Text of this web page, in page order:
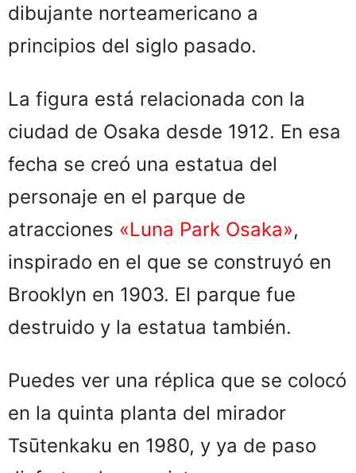
dibujante norteamericano a
principios del siglo pasado.
La figura está relacionada con la
ciudad de Osaka desde 1912. En esa
fecha se creó una estatua del
personaje en el parque de
atracciones «Luna Park Osaka»,
inspirado en el que se construyó en
Brooklyn en 1903. El parque fue
destruido y la estatua también.
Puedes ver una réplica que se colocó
en la quinta planta del mirador
Tsūtenkaku en 1980, y ya de paso